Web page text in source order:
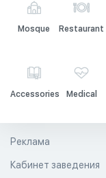
Mosque Restaurant
Accessories Medical
Реклама
Кабинет заведения